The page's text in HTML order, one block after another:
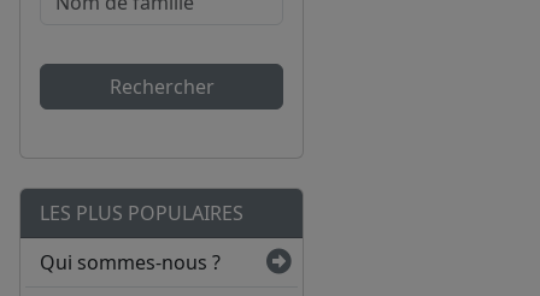
Rechercher
LES PLUS POPULAIRES
Qui sommes-nous ?